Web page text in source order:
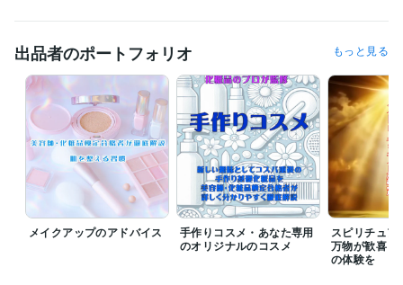
星術を融合させた占いです。
自宅、店舗、会社のパワースポット化のご相談も！
化粧品レシピでは、美容師、化粧品検定合格者が手作りコスメレシピを
お届けします。
あなたの肌の悩みに合わせた厳選素材で、安全安心な手作り化粧品が作
れるようになります。
自然の素材で作る化粧品、使い方を詳細解説致します。
出品者のポートフォリオ もっと見る
メイクアップのアドバイス
手作りコスメ・あなた専用
のオリジナルのコスメ
スピリチュア
万物が歓喜し
の体験を